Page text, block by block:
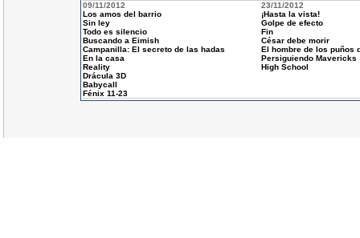
09/11/2012
Los amos del barrio
Sin ley
Todo es silencio
Buscando a Eimish
Campanilla: El secreto de las hadas
En la casa
Reality
Drácula 3D
Babycall
Fénix 11-23
23/11/2012
¡Hasta la vista!
Golpe de efecto
Fin
César debe morir
El hombre de los puños
Persiguiendo Mavericks
High School